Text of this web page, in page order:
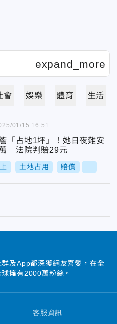
會 娛樂 體育 生活
「占地1坪」！她日夜難安
法院判賠29元
土地占用 賠償
01/15 16:51
及App都深獲網友喜愛，在全
擁有2000萬粉絲。
客服資訊